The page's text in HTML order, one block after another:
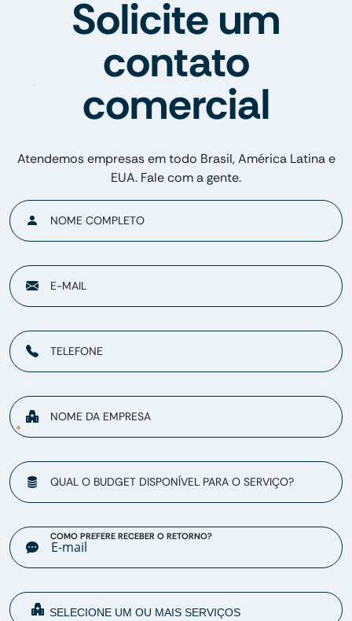
Solicite um
contato
comercial
Atendemos empresas em todo Brasil, América Latina e
EUA. Fale com a gente.
NOME COMPLETO
E-MAIL
TELEFONE
NOME DA EMPRESA
QUAL O BUDGET DISPONÍVEL PARA O SERVIÇO?
COMO PREFERE RECEBER O RETORNO?